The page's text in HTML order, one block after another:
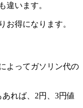
違います。
お得になります。
よってガソリン代の
れば、2円、3円値